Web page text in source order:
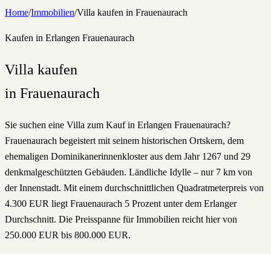
Home/Immobilien/Villa kaufen in Frauenaurach
Kaufen in Erlangen Frauenaurach
Villa kaufen
in Frauenaurach
Sie suchen eine Villa zum Kauf in Erlangen Frauenaurach?
Frauenaurach begeistert mit seinem historischen Ortskern, dem
ehemaligen Dominikanerinnenkloster aus dem Jahr 1267 und 29
denkmalgeschützten Gebäuden. Ländliche Idylle – nur 7 km von
der Innenstadt. Mit einem durchschnittlichen Quadratmeterpreis von
4.300 EUR liegt Frauenaurach 5 Prozent unter dem Erlanger
Durchschnitt. Die Preisspanne für Immobilien reicht hier von
250.000 EUR bis 800.000 EUR.